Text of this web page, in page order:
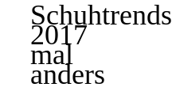
Schuhtrends
2017
mal
anders